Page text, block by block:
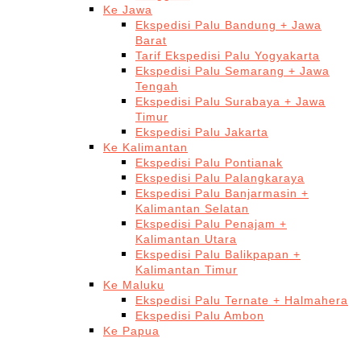
Ke Jawa
Ekspedisi Palu Bandung + Jawa
Barat
Tarif Ekspedisi Palu Yogyakarta
Ekspedisi Palu Semarang + Jawa
Tengah
Ekspedisi Palu Surabaya + Jawa
Timur
Ekspedisi Palu Jakarta
Ke Kalimantan
Ekspedisi Palu Pontianak
Ekspedisi Palu Palangkaraya
Ekspedisi Palu Banjarmasin +
Kalimantan Selatan
Ekspedisi Palu Penajam +
Kalimantan Utara
Ekspedisi Palu Balikpapan +
Kalimantan Timur
Ke Maluku
Ekspedisi Palu Ternate + Halmahera
Ekspedisi Palu Ambon
Ke Papua